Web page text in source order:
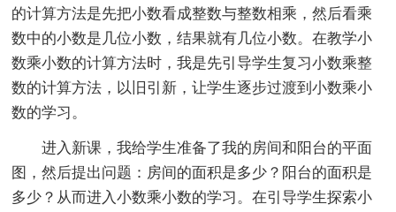
的计算方法是先把小数看成整数与整数相乘，然后看乘
数中的小数是几位小数，结果就有几位小数。在教学小
数乘小数的计算方法时，我是先引导学生复习小数乘整
数的计算方法，以旧引新，让学生逐步过渡到小数乘小
数的学习。
进入新课，我给学生准备了我的房间和阳台的平面
图，然后提出问题：房间的面积是多少？阳台的面积是
多少？从而进入小数乘小数的学习。在引导学生探索小